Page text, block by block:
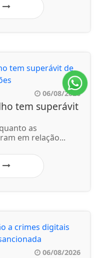
06/08/2026
tem superávit
as
em relação...
06/08/2026